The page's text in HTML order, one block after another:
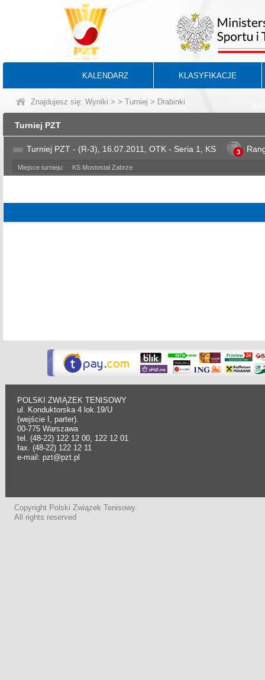
KALENDARZ KLASYFIKACJE
Znajdujesz się: Wyniki > > Turniej > Drabinki
Turniej PZT
Turniej PZT - (R-3), 16.07.2011, OTK - Seria 1, KS 3
Miejsce turnieju: KS Mostostal Zabrze
POLSKI ZWIĄZEK TENISOWY
ul. Konduktorska 4 lok.19/U
(wejście I, parter).
00-775 Warszawa
tel. (48-22) 122 12 00, 122 12 01
fax. (48-22) 122 12 11
e-mail: pzt@pzt.pl
Copyright Polski Związek Tenisowy.
All rights reserved